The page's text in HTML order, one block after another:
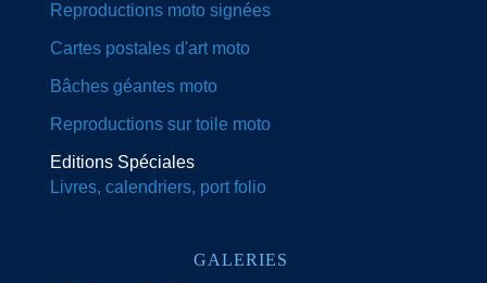
Reproductions moto signées
Cartes postales d'art moto
Bâches géantes moto
Reproductions sur toile moto
Editions Spéciales
Livres, calendriers, port folio
GALERIES